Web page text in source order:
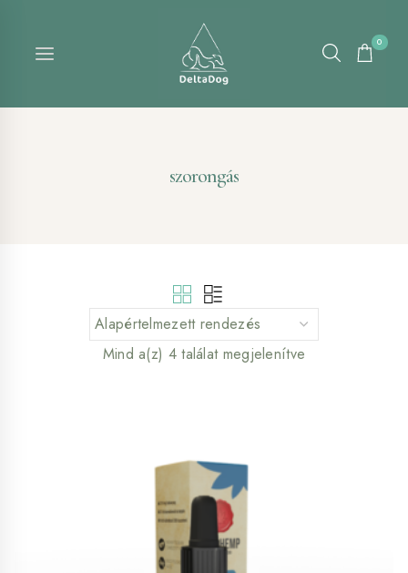
content
0
szorongás
Mind a(z) 4 találat megjelenítve